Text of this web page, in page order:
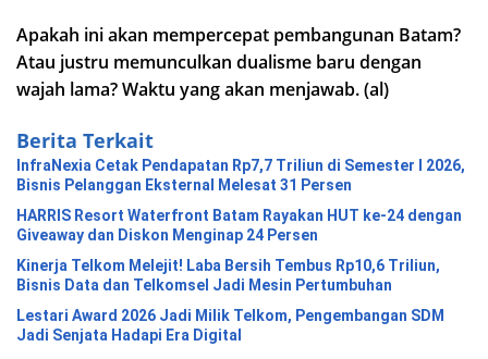
Apakah ini akan mempercepat pembangunan Batam?
Atau justru memunculkan dualisme baru dengan
wajah lama? Waktu yang akan menjawab. (al)
Berita Terkait
InfraNexia Cetak Pendapatan Rp7,7 Triliun di Semester I 2026,
Bisnis Pelanggan Eksternal Melesat 31 Persen
HARRIS Resort Waterfront Batam Rayakan HUT ke-24 dengan
Giveaway dan Diskon Menginap 24 Persen
Kinerja Telkom Melejit! Laba Bersih Tembus Rp10,6 Triliun,
Bisnis Data dan Telkomsel Jadi Mesin Pertumbuhan
Lestari Award 2026 Jadi Milik Telkom, Pengembangan SDM
Jadi Senjata Hadapi Era Digital